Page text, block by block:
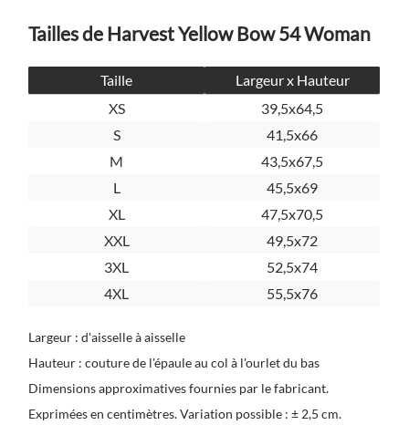
Tailles de Harvest Yellow Bow 54 Woman
Taille
Largeur x Hauteur
XS
39,5x64,5
S
41,5x66
M
43,5x67,5
L
45,5x69
XL
47,5x70,5
XXL
49,5x72
3XL
52,5x74
4XL
55,5x76
Largeur : d'aisselle à aisselle
Hauteur : couture de l'épaule au col à l'ourlet du bas
Dimensions approximatives fournies par le fabricant.
Exprimées en centimètres. Variation possible : ± 2,5 cm.